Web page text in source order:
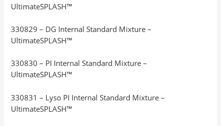
UltimateSPLASH™
330829 – DG Internal Standard Mixture –
UltimateSPLASH™
330830 – PI Internal Standard Mixture –
UltimateSPLASH™
330831 – Lyso PI Internal Standard Mixture –
UltimateSPLASH™